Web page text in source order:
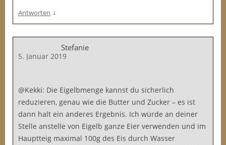
Antworten ↓
Stefanie
5. Januar 2019
@Kekki: Die Eigelbmenge kannst du sicherlich
reduzieren, genau wie die Butter und Zucker – es ist
dann halt ein anderes Ergebnis. Ich würde an deiner
Stelle anstelle von Eigelb ganze Eier verwenden und im
Hauptteig maximal 100g des Eis durch Wasser